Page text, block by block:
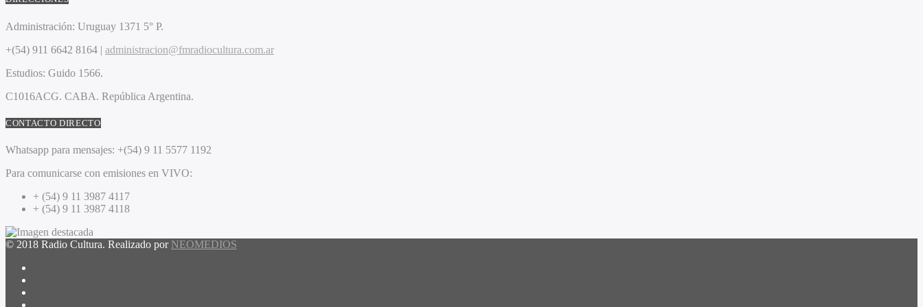
Administración: Uruguay 1371 5° P.
+(54) 911 6642 8164 | administracion@fmradiocultura.com.ar
Estudios: Guido 1566.
C1016ACG. CABA. República Argentina.
CONTACTO DIRECTO
Whatsapp para mensajes: +(54) 9 11 5577 1192
Para comunicarse con emisiones en VIVO:
+ (54) 9 11 3987 4117
+ (54) 9 11 3987 4118
© 2018 Radio Cultura. Realizado por NEOMEDIOS